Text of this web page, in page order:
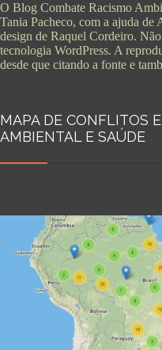
O Blog Combate Racismo
Tania Pacheco, com a ajuda
design de Raquel Cordeiro.
tecnologia WordPress. A
desde que citando a fonte e
MAPA DE CONFLITOS
AMBIENTAL E SAÚDE